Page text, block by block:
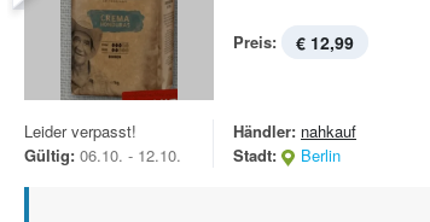
Preis: € 12,99
Leider verpasst!
Gültig: 06.10. - 12.10.
Händler: nahkauf
Stadt:
Berlin